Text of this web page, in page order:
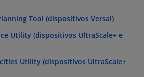
Tool (dispositivos Versal)
Utility (dispositivos UltraScale+ e
Utility (dispositivos UltraScale+